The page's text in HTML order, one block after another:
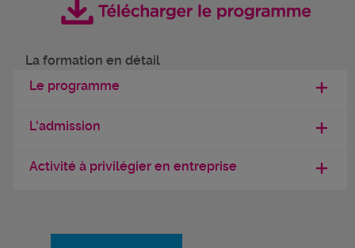
La formation en détail
Le programme
L'admission
Activité à privilégier en entreprise